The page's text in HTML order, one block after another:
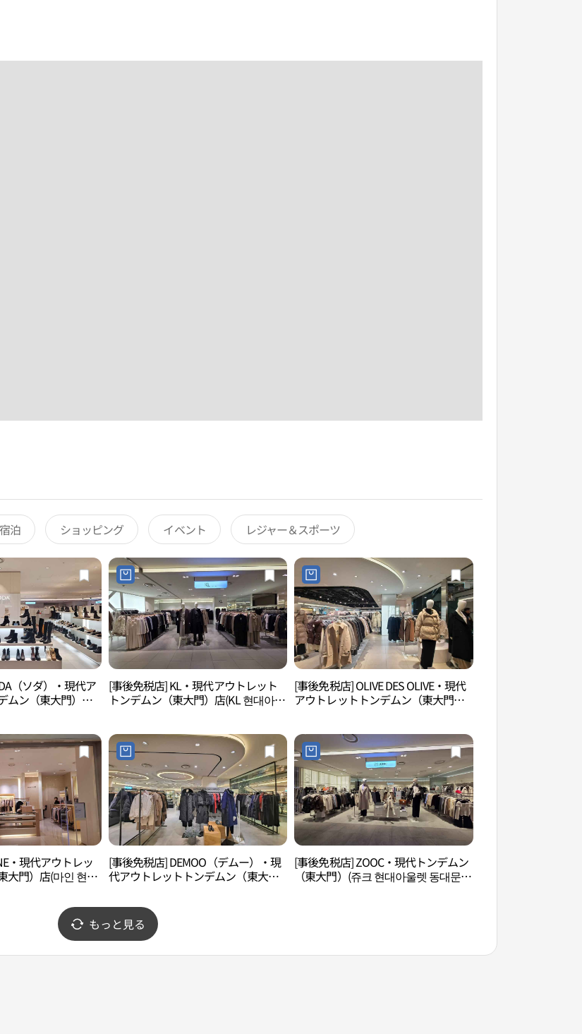
宿泊 ショッピング イベント レジャー＆スポーツ
（ソダ）・現代ア
ムン（東大門）店
[事後免税店] KL・現代アウトレット
トンデムン（東大門）店(KL 현대아울
[事後免税店] OLIVE DES OLIVE・現代
アウトレットトンデムン（東大門）
・現代アウトレッ
大門）店(마인 현대
[事後免税店] DEMOO（デムー）・現
代アウトレットトンデムン（東大
[事後免税店] ZOOC・現代トンデムン
（東大門）(쥬크 현대아울렛 동대문
もっと見る